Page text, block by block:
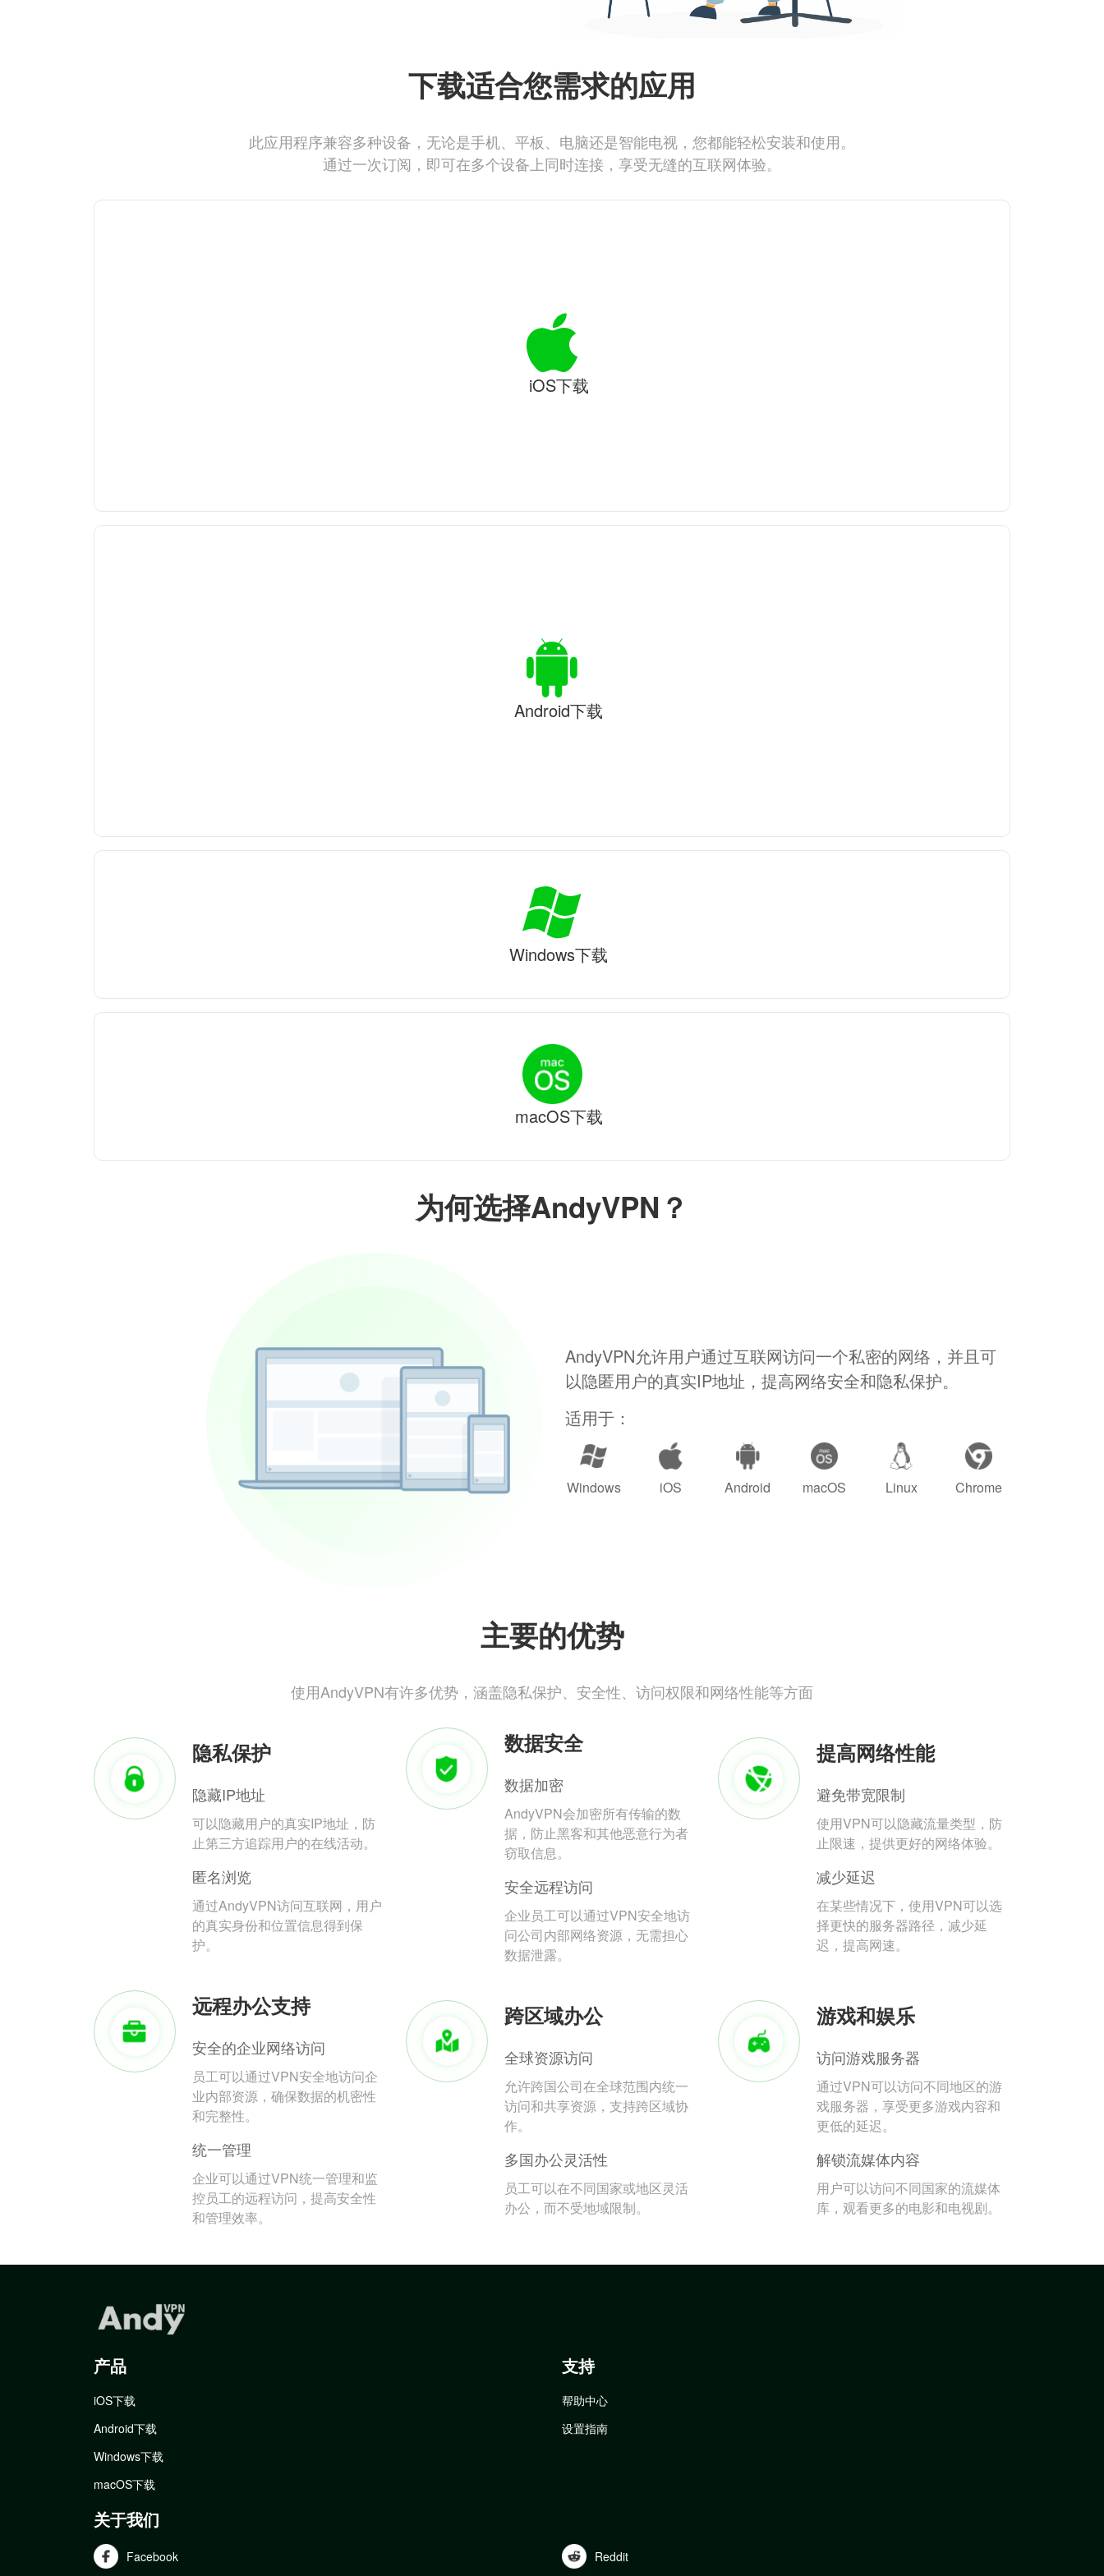
为何选择AndyVPN？
AndyVPN允许用户通过互联网访问一个私密的网络，并且可
以隐匿用户的真实IP地址，提高网络安全和隐私保护。
适用于：
Windows iOS Android macOS Linux Chrome
主要的优势
使用AndyVPN有许多优势，涵盖隐私保护、安全性、访问权限和网络性能等方面
隐私保护
隐藏IP地址
可以隐藏用户的真实IP地址，防
止第三方追踪用户的在线活动。
匿名浏览
通过AndyVPN访问互联网，用户
的真实身份和位置信息得到保
护。
数据安全
数据加密
AndyVPN会加密所有传输的数
据，防止黑客和其他恶意行为者
窃取信息。
安全远程访问
企业员工可以通过VPN安全地访
问公司内部网络资源，无需担心
数据泄露。
提高网络性能
避免带宽限制
使用VPN可以隐藏流量类型，防
止限速，提供更好的网络体验。
减少延迟
在某些情况下，使用VPN可以选
择更快的服务器路径，减少延
迟，提高网速。
远程办公支持
安全的企业网络访问
员工可以通过VPN安全地访问企
业内部资源，确保数据的机密性
和完整性。
统一管理
企业可以通过VPN统一管理和监
控员工的远程访问，提高安全性
和管理效率。
跨区域办公
全球资源访问
允许跨国公司在全球范围内统一
访问和共享资源，支持跨区域协
作。
多国办公灵活性
员工可以在不同国家或地区灵活
办公，而不受地域限制。
游戏和娱乐
访问游戏服务器
通过VPN可以访问不同地区的游
戏服务器，享受更多游戏内容和
更低的延迟。
解锁流媒体内容
用户可以访问不同国家的流媒体
库，观看更多的电影和电视剧。
下载适合您需求的应用
此应用程序兼容多种设备，无论是手机、平板、电脑还是智能电视，您都能轻松安装和使用。
通过一次订阅，即可在多个设备上同时连接，享受无缝的互联网体验。
iOS下载
Android下载
Windows下载
macOS下载
产品
iOS下载
Android下载
Windows下载
macOS下载
支持
帮助中心
设置指南
关于我们
Facebook Reddit